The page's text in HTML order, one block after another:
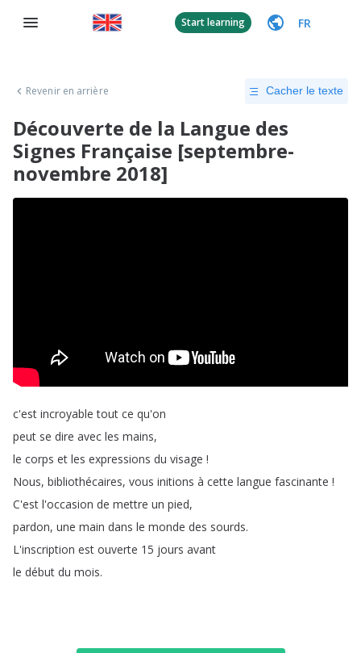
Start learning FR
Revenir en arrière Cacher le texte
Découverte de la Langue des
Signes Française [septembre-
novembre 2018]
c'est incroyable tout ce qu'on
peut se dire avec les mains,
le corps et les expressions du visage !
Nous, bibliothécaires, vous initions à cette langue fascinante !
C'est l'occasion de mettre un pied,
pardon, une main dans le monde des sourds.
L'inscription est ouverte 15 jours avant
le début du mois.